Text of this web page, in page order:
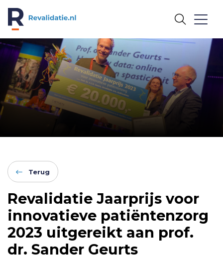
REVALIDATIE.NL
Terug
Revalidatie Jaarprijs voor
innovatieve patiëntenzorg
2023 uitgereikt aan prof.
dr. Sander Geurts